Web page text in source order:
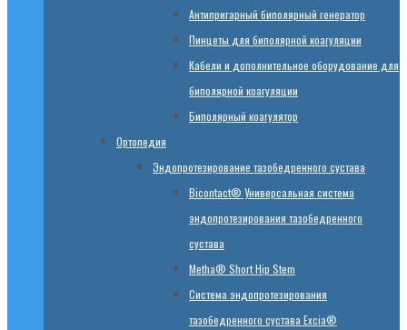
Антипригарный биполярный генератор
Пинцеты для биполярной коагуляции
Кабели и дополнительное оборудование для
биполярной коагуляции
Биполярный коагулятор
Ортопедия
Эндопротезирование тазобедренного сустава
Bicontact® Универсальная система
эндопротезирования тазобедренного
сустава
Metha® Short Hip Stem
Система эндопротезирования
тазобедренного сустава Excia®